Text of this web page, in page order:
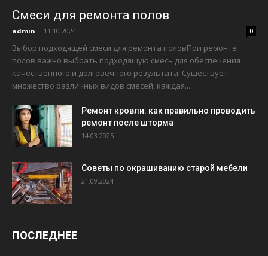
Смеси для ремонта полов
admin - 11.10.2024 0
Выбор подходящей смеси для ремонта половПри ремонте
полов важно выбрать подходящую смесь для обеспечения
качественного и долговечного результата. Существует
множество различных видов смесей, каждая...
Ремонт кровли: как правильно проводить
ремонт после шторма
14.03.2025
Советы по окрашиванию старой мебели
21.09.2024
ПОСЛЕДНЕЕ